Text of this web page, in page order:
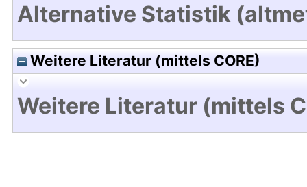
Alternative Statistik
Weitere Literatur (mittels CORE)
Weitere Literatur (mittels